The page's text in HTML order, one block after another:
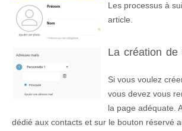
Les processus à
article.
La création de
Si vous voulez
vous devez vous
la page adéquate.
dédié aux contacts et sur le bouton réservé